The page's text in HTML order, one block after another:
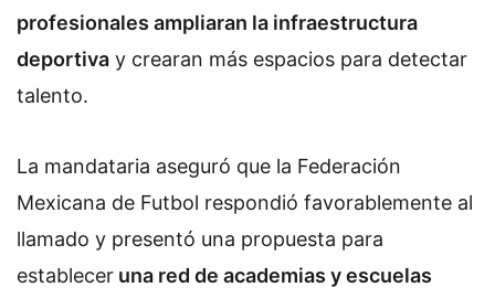
profesionales ampliaran la infraestructura
deportiva y crearan más espacios para detectar
talento.
La mandataria aseguró que la Federación
Mexicana de Futbol respondió favorablemente al
llamado y presentó una propuesta para
establecer una red de academias y escuelas